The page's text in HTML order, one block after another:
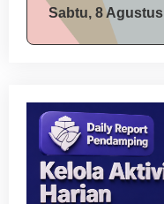
Sabtu, 8 Agustus